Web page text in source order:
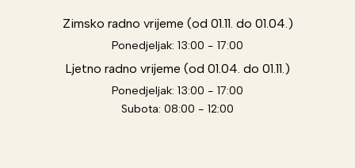
Zimsko radno vrijeme (od 01.11. do 01.04.)
Ponedjeljak: 13:00 - 17:00
Ljetno radno vrijeme (od 01.04. do 01.11.)
Ponedjeljak: 13:00 - 17:00
Subota: 08:00 - 12:00